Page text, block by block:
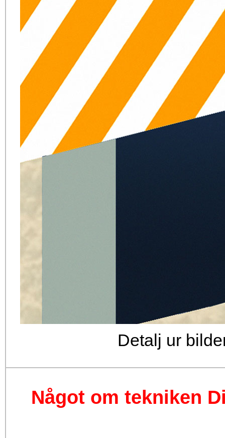
Detalj ur
Något om tekniken